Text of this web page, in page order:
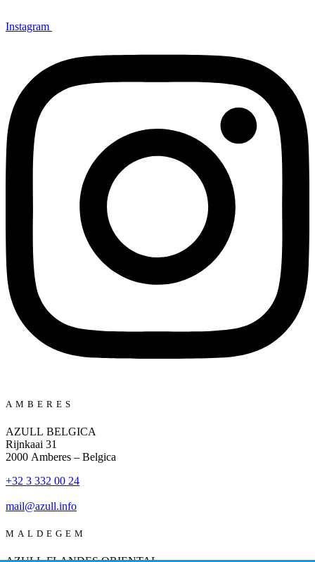
Instagram
AMBERES
AZULL BELGICA
Rijnkaai 31
2000 Amberes – Belgica
+32 3 332 00 24
mail@azull.info
MALDEGEM